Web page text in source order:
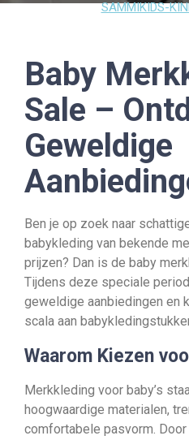
SAMMIKIDS-
Baby
Sale –
Geweldige
Ben je op zoek naar
babykleding van bekende
prijzen? Dan is de baby
Tijdens deze speciale
geweldige aanbiedingen en
scala aan
Waarom Kiezen
Merkkleding voor baby’s
hoogwaardige materialen,
comfortabele pasvorm.